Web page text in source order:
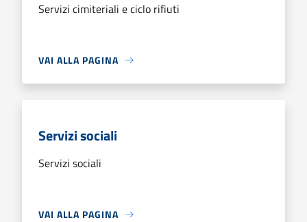
Servizi cimiteriali e ciclo rifiuti
VAI ALLA PAGINA
Servizi sociali
Servizi sociali
VAI ALLA PAGINA